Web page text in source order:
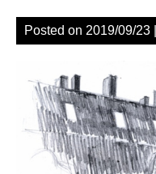
Posted on 2019/09/23